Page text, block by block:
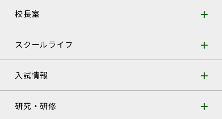
校長室
スクールライフ
入試情報
研究・研修